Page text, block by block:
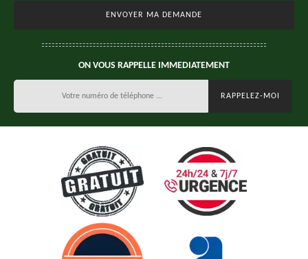
ON VOUS RAPPELLE IMMEDIATEMENT